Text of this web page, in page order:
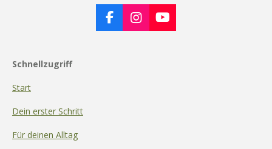
F
a
I
n
Y
o
Schnellzugriff
Start
Dein erster Schritt
Für deinen Alltag